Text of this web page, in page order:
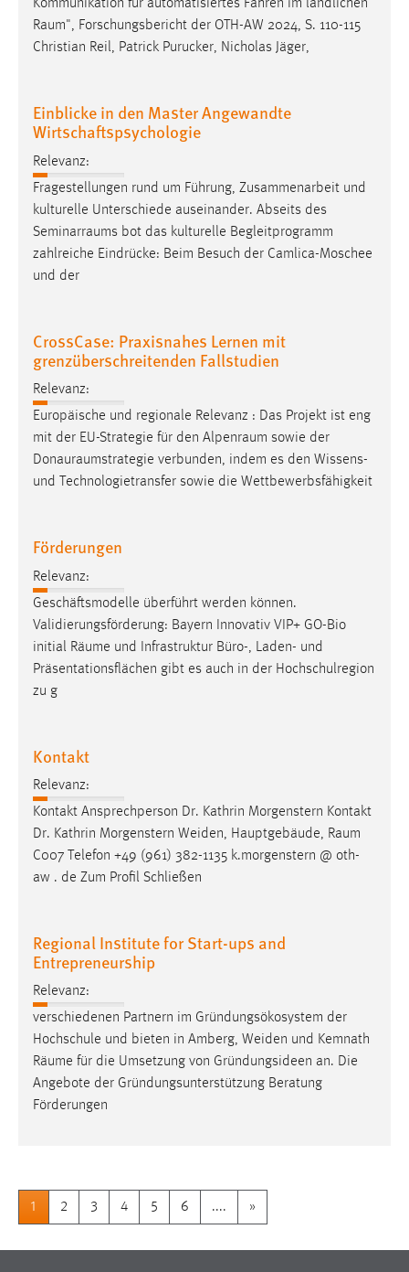
Kommunikation für automatisiertes Fahren im ländlichen
Raum", Forschungsbericht der OTH-AW 2024, S. 110-115
Christian Reil, Patrick Purucker, Nicholas Jäger,
Einblicke in den Master Angewandte
Wirtschaftspsychologie
Relevanz:
Fragestellungen rund um Führung, Zusammenarbeit und
kulturelle Unterschiede auseinander. Abseits des
Seminarraums bot das kulturelle Begleitprogramm
zahlreiche Eindrücke: Beim Besuch der Camlica-Moschee
und der
CrossCase: Praxisnahes Lernen mit
grenzüberschreitenden Fallstudien
Relevanz:
Europäische und regionale Relevanz : Das Projekt ist eng
mit der EU-Strategie für den Alpenraum sowie der
Donauraumstrategie verbunden, indem es den Wissens-
und Technologietransfer sowie die Wettbewerbsfähigkeit
Förderungen
Relevanz:
Geschäftsmodelle überführt werden können.
Validierungsförderung: Bayern Innovativ VIP+ GO-Bio
initial Räume und Infrastruktur Büro-, Laden- und
Präsentationsflächen gibt es auch in der Hochschulregion
zu g
Kontakt
Relevanz:
Kontakt Ansprechperson Dr. Kathrin Morgenstern Kontakt
Dr. Kathrin Morgenstern Weiden, Hauptgebäude, Raum
C007 Telefon +49 (961) 382-1135 k.morgenstern @ oth-
aw . de Zum Profil Schließen
Regional Institute for Start-ups and
Entrepreneurship
Relevanz:
verschiedenen Partnern im Gründungsökosystem der
Hochschule und bieten in Amberg, Weiden und Kemnath
Räume für die Umsetzung von Gründungsideen an. Die
Angebote der Gründungsunterstützung Beratung
Förderungen
1 2 3 4 5 6 .... »